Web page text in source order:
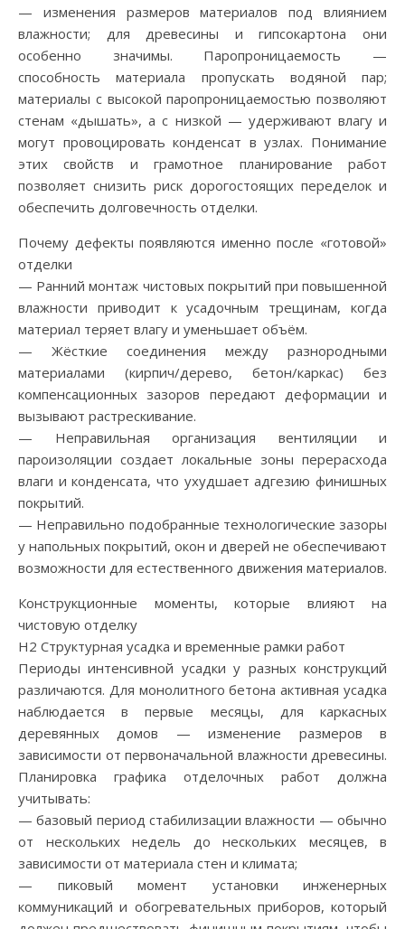
— изменения размеров материалов под влиянием
влажности; для древесины и гипсокартона они
особенно значимы. Паропроницаемость —
способность материала пропускать водяной пар;
материалы с высокой паропроницаемостью позволяют
стенам «дышать», а с низкой — удерживают влагу и
могут провоцировать конденсат в узлах. Понимание
этих свойств и грамотное планирование работ
позволяет снизить риск дорогостоящих переделок и
обеспечить долговечность отделки.
Почему дефекты появляются именно после «готовой»
отделки
— Ранний монтаж чистовых покрытий при повышенной
влажности приводит к усадочным трещинам, когда
материал теряет влагу и уменьшает объём.
— Жёсткие соединения между разнородными
материалами (кирпич/дерево, бетон/каркас) без
компенсационных зазоров передают деформации и
вызывают растрескивание.
— Неправильная организация вентиляции и
пароизоляции создает локальные зоны перерасхода
влаги и конденсата, что ухудшает адгезию финишных
покрытий.
— Неправильно подобранные технологические зазоры
у напольных покрытий, окон и дверей не обеспечивают
возможности для естественного движения материалов.
Конструкционные моменты, которые влияют на
чистовую отделку
H2 Структурная усадка и временные рамки работ
Периоды интенсивной усадки у разных конструкций
различаются. Для монолитного бетона активная усадка
наблюдается в первые месяцы, для каркасных
деревянных домов — изменение размеров в
зависимости от первоначальной влажности древесины.
Планировка графика отделочных работ должна
учитывать:
— базовый период стабилизации влажности — обычно
от нескольких недель до нескольких месяцев, в
зависимости от материала стен и климата;
— пиковый момент установки инженерных
коммуникаций и обогревательных приборов, который